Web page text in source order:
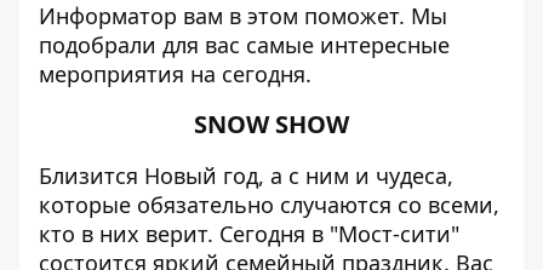
Информатор вам в этом поможет. Мы
подобрали для вас самые интересные
мероприятия на сегодня.
SNOW SHOW
Близится Новый год, а с ним и чудеса,
которые обязательно случаются со всеми,
кто в них верит. Сегодня в "Мост-сити"
состоится яркий семейный праздник. Вас